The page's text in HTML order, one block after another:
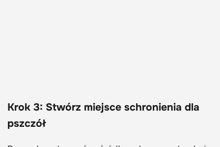
Krok 3: Stwórz miejsce schronienia dla
pszczół